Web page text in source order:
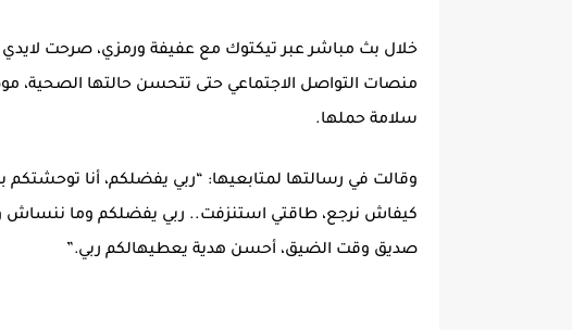
خلال بث مباشر عبر تيكتوك مع عفيفة ورمزي، صرحت لايدي
منصات التواصل الاجتماعي حتى تتحسن حالتها الصحية،
سلامة حملها.
وقالت في رسالتها لمتابعيها: “ربي يفضلكم، أنا
كيفاش نرجع، طاقتي استنزفت.. ربي يفضلكم وما ننساش
صديق وقت الضيق، أحسن هدية يعطيهالكم ربي.”